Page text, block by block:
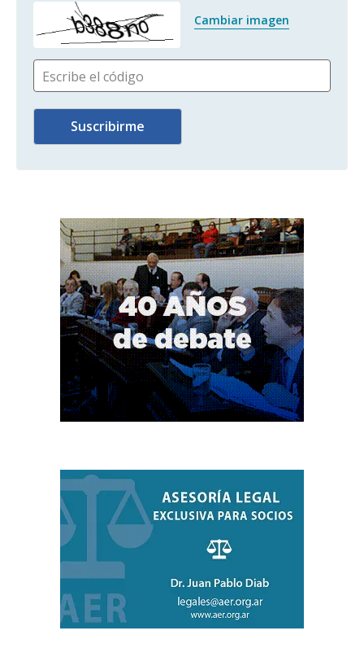
Cambiar imagen
Escribe el código